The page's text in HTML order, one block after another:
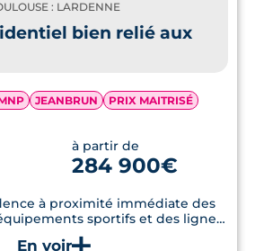
: LARDENNE
bien relié aux
JEANBRUN
PRIX MAITRISÉ
à partir de
284 900€
à proximité immédiate des
sportifs et des lignes
de transport